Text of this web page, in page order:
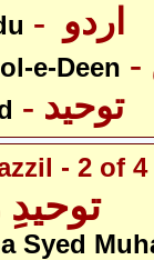
e-Deen
- توحید
- 2 of 4
توحیدِ
Syed